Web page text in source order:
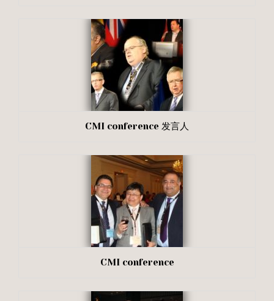
CMI conference 发言人
CMI conference